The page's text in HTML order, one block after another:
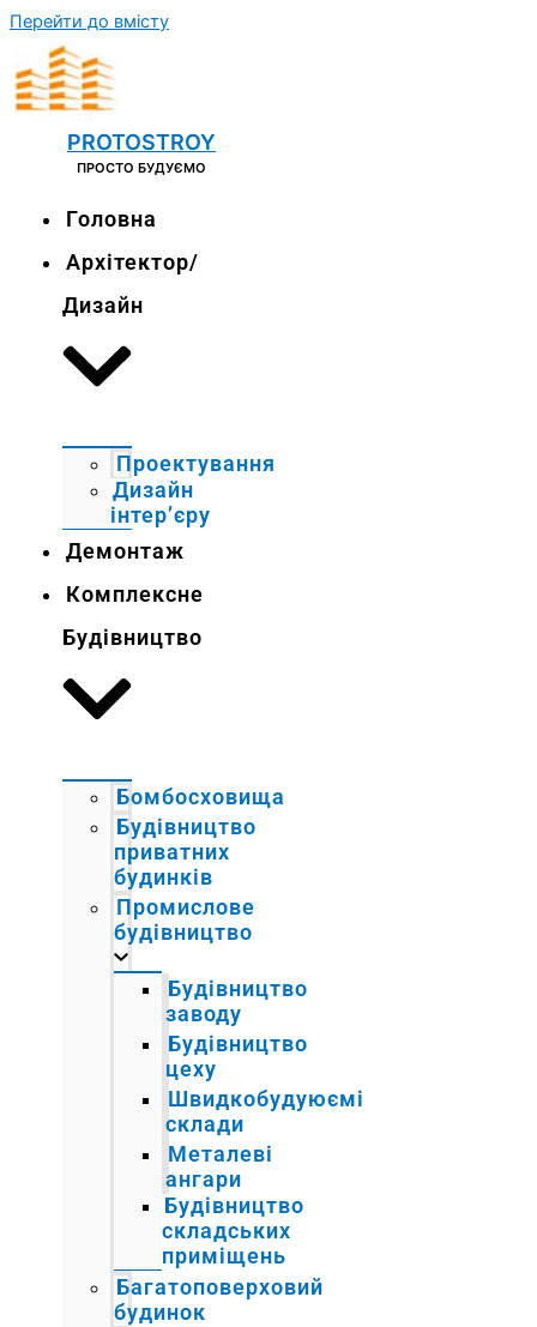
Перейти до вмісту
PROTOSTROY
ПРОСТО БУДУЄМО
Головна
Архітектор/
Дизайн
Проектування
Дизайн
інтер’єру
Демонтаж
Комплексне
Будівництво
Бомбосховища
Будівництво
приватних
будинків
Промислове
будівництво
Будівництво
заводу
Будівництво
цеху
Швидкобудуюємі
склади
Металеві
ангари
Будівництво
складських
приміщень
Багатоповерховий
будинок